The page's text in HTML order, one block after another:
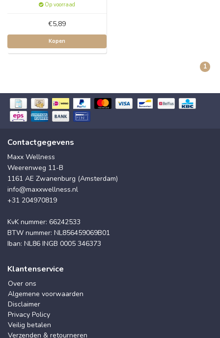
Op voorraad
€5,89
Kopen
1
Contactgegevens
Maxx Wellness
Weerenweg 11-B
1161 AE Zwanenburg (Amsterdam)
info@maxxwellness.nl
+31 204970819
KvK nummer: 66242533
BTW nummer: NL856459069B01
Iban: NL86 INGB 0005 346373
Klantenservice
Over ons
Algemene voorwaarden
Disclaimer
Privacy Policy
Veilig betalen
Verzenden & retourneren